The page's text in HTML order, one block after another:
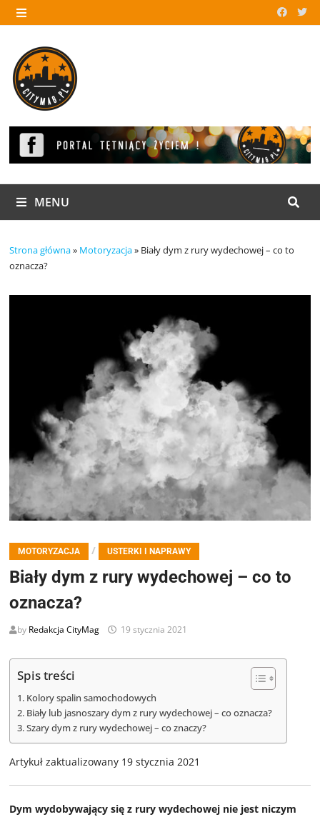
Skip
to
MENU
MENU
Strona główna» Motoryzacja» Biały dym z rury wydechowej – co to
oznacza?
MOTORYZACJA / USTERKI I NAPRAWY
Biały dym z rury wydechowej – co to
oznacza?
by Redakcja CityMag 19 stycznia 2021
Spis treści
Kolory spalin samochodowych
Biały lub jasnoszary dym z rury wydechowej – co oznacza?
Szary dym z rury wydechowej – co znaczy?
Artykuł zaktualizowany 19 stycznia 2021
Dym wydobywający się z rury wydechowej nie jest niczym